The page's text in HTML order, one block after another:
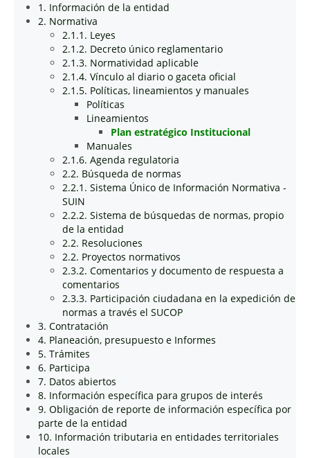
1. Información de la entidad
2. Normativa
2.1.1. Leyes
2.1.2. Decreto único reglamentario
2.1.3. Normatividad aplicable
2.1.4. Vínculo al diario o gaceta oficial
2.1.5. Políticas, lineamientos y manuales
Políticas
Lineamientos
Plan estratégico Institucional
Manuales
2.1.6. Agenda regulatoria
2.2. Búsqueda de normas
2.2.1. Sistema Único de Información Normativa -
SUIN
2.2.2. Sistema de búsquedas de normas, propio
de la entidad
2.2. Resoluciones
2.2. Proyectos normativos
2.3.2. Comentarios y documento de respuesta a
comentarios
2.3.3. Participación ciudadana en la expedición de
normas a través el SUCOP
3. Contratación
4. Planeación, presupuesto e Informes
5. Trámites
6. Participa
7. Datos abiertos
8. Información específica para grupos de interés
9. Obligación de reporte de información específica por
parte de la entidad
10. Información tributaria en entidades territoriales
locales